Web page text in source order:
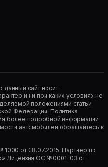
сайт носит
и ни при каких условиях не
положениями статьи
Федерации. Политика
более подробной информации
автомобилей обращайтесь к
от 08.07.2015. Партнер по
Лицензия ОС №0001-03 от